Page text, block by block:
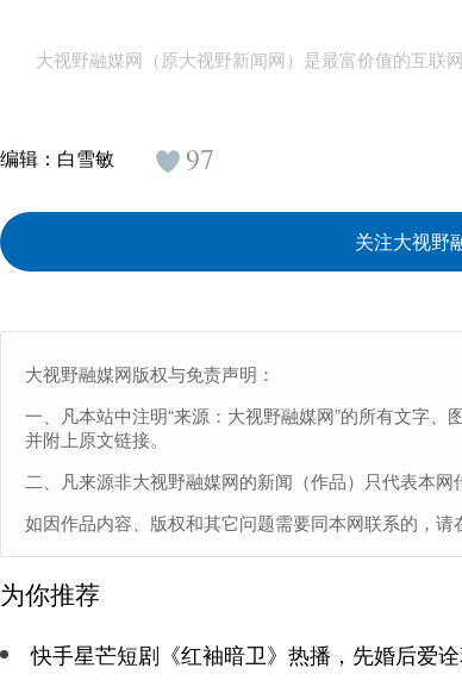
大视野融媒网（原大视野新闻网）是最富价值的互联
编辑： 白雪敏 97
关注大视野
大视野融媒网版权与免责声明：
一、凡本站中注明“来源：大视野融媒网”的所有文字、
并附上原文链接。
二、凡来源非大视野融媒网的新闻（作品）只代表本网
如因作品内容、版权和其它问题需要同本网联系的，请
为你推荐
快手星芒短剧《红袖暗卫》热播，先婚后爱